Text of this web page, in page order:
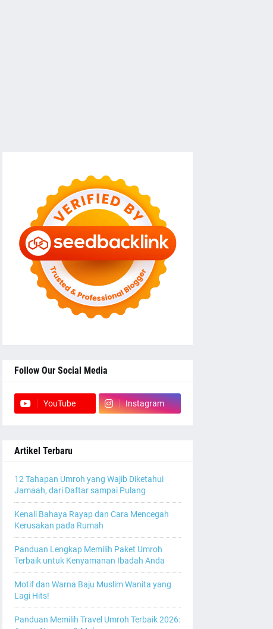
Follow Our Social Media
YouTube Instagram
Artikel Terbaru
12 Tahapan Umroh yang Wajib Diketahui
Jamaah, dari Daftar sampai Pulang
Kenali Bahaya Rayap dan Cara Mencegah
Kerusakan pada Rumah
Panduan Lengkap Memilih Paket Umroh
Terbaik untuk Kenyamanan Ibadah Anda
Motif dan Warna Baju Muslim Wanita yang
Lagi Hits!
Panduan Memilih Travel Umroh Terbaik 2026: